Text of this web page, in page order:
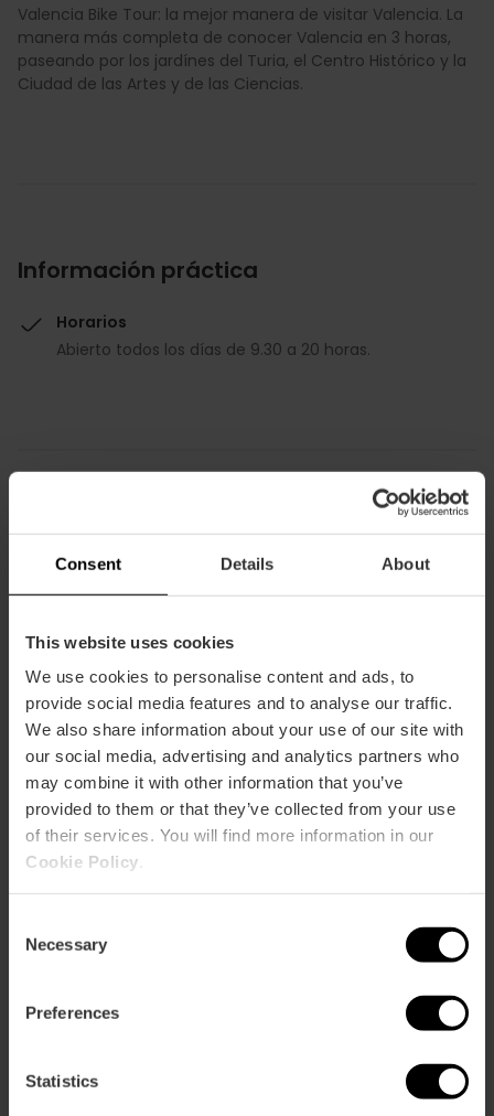
Consent Details About
This website uses cookies
We use cookies to personalise content and ads, to
provide social media features and to analyse our traffic.
We also share information about your use of our site with
our social media, advertising and analytics partners who
may combine it with other information that you’ve
provided to them or that they’ve collected from your use
of their services. You will find more information in our
Cookie Policy
Selection
Necessary
Preferences
Statistics
Valencia Bike Tour: la mejor manera de visitar Valencia. La
manera más completa de conocer Valencia en 3 horas,
paseando por los jardínes del Turia, el Centro Histórico y la
Ciudad de las Artes y de las Ciencias.
Información práctica
Horarios
Abierto todos los días de 9.30 a 20 horas.
Cómo llegar
Paseo de la Pechina, 32 46008 València